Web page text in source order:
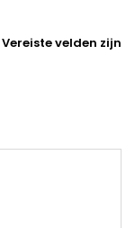
Vereiste velden zijn